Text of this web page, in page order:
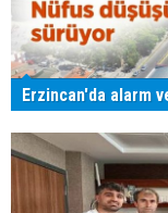
Erzincan'da alarm